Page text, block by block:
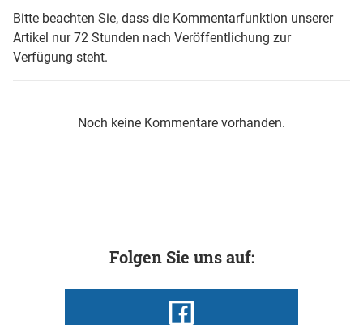
Bitte beachten Sie, dass die Kommentarfunktion unserer
Artikel nur 72 Stunden nach Veröffentlichung zur
Verfügung steht.
Noch keine Kommentare vorhanden.
Folgen Sie uns auf: